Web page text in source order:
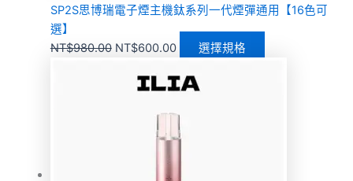
SP2S思博瑞電子煙主機鈦系列一代煙彈通用【16色可
選】
NT$980.00 NT$600.00 選擇規格